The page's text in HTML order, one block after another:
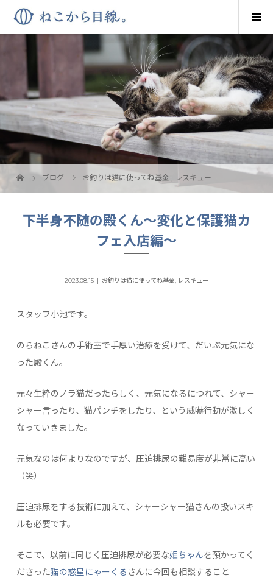
ブログ お釣りは猫に使ってね基金 , レスキュー
下半身不随の殿くん～変化と保護猫カ
フェ入店編～
2023.08.15 お釣りは猫に使ってね基金, レスキュー
スタッフ小池です。
のらねこさんの手術室で手厚い治療を受けて、だいぶ元気にな
った殿くん。
元々生粋のノラ猫だったらしく、元気になるにつれて、シャー
シャー言ったり、猫パンチをしたり、という威嚇行動が激しく
なっていきました。
元気なのは何よりなのですが、圧迫排尿の難易度が非常に高い
（笑）
圧迫排尿をする技術に加えて、シャーシャー猫さんの扱いスキ
ルも必要です。
そこで、以前に同じく圧迫排尿が必要な姫ちゃんを預かってく
ださった猫の惑星にゃーくる さんに今回も相談すること